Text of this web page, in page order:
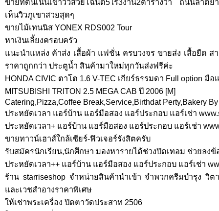
ขายที่ดินเนินเขาวิวสวยโฉนด5ไร่3งาน2ตารางวา ถนนลาด
เห็นวิวภูเขาสวยสุดๆ
ขายไม้เทนนิส YONEX RDS002 Tour
หาเงินเลี้ยงครอบครัว
แนะนำแหล่ง ค้าส่ง เสื้อผ้า แฟชั่น ครบวงจร ขายส่ง เสื้อยืด ส
ราคาถูกกว่า ประตูน้ำ สินค้ามาใหม่ทุกวันส่งฟรีค่ะ
HONDA CIVIC ตาโต 1.6 V-TEC เกียร์ธรรมดา Full option มื
MITSUBISHI TRITON 2.5 MEGA CAB ปี 2006 [M]
Catering,Pizza,Coffee Break,Service,Birthdat Perty,Bakery
ประหยัดเวลา แอร์บ้าน แอร์มือสอง แอร์ประกอบ แอร์เช่า
ประหยัดเวลา+ แอร์บ้าน แอร์มือสอง แอร์ประกอบ แอร์เช่า
ขายทาวน์เฮาส์ใกล้เซียร์-ฟิวเจอร์รังสิตครับ
รับสมัครนักเรียน,นักศึกษา มองหารายได้ช่วงปิดเทอม ช่วยลงข้
ประหยัดเวลา++ แอร์บ้าน แอร์มือสอง แอร์ประกอบ แอร์เช่า
ร้าน starriseshop จำหน่ายสินค้านำเข้า จำพวกครีมบำรุง วิ
และเวชสำอางราคาพิเศษ
ให้เช่าพระเครื่อง ปิดตาวัดประสาท 2506